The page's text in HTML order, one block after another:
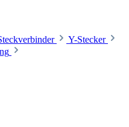
Y-Stecker